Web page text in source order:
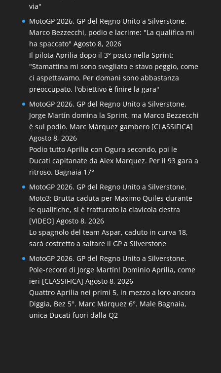
via"
MotoGP 2026. GP del Regno Unito a Silverstone.
Marco Bezzecchi, podio e lacrime: "La qualifica mi
ha spaccato" Agosto 8, 2026
Il pilota Aprilia dopo il 3° posto nella Sprint:
"Stamattina mi sono svegliato e stavo peggio, come
ci aspettavamo. Per domani sono abbastanza
preoccupato, l'obiettivo è finire la gara"
MotoGP 2026. GP del Regno Unito a Silverstone.
Jorge Martín domina la Sprint, ma Marco Bezzecchi
è sul podio. Marc Márquez gambero [CLASSIFICA]
Agosto 8, 2026
Podio tutto Aprilia con Ogura secondo, poi le
Ducati capitanate da Alex Marquez. Per il 93 gara a
ritroso. Bagnaia 17°
MotoGP 2026. GP del Regno Unito a Silverstone.
Moto3: Brutta caduta per Maximo Quiles durante
le qualifiche, si è fratturato la clavicola destra
[VIDEO] Agosto 8, 2026
Lo spagnolo del team Aspar, caduto in curva 18,
sarà costretto a saltare il GP a Silverstone
MotoGP 2026. GP del Regno Unito a Silverstone.
Pole-record di Jorge Martín! Dominio Aprilia, come
ieri [CLASSIFICA] Agosto 8, 2026
Quattro Aprilia nei primi 5, in mezzo a loro ancora
Diggia, Bez 5°. Marc Márquez 6°. Male Bagnaia,
unica Ducati fuori dalla Q2